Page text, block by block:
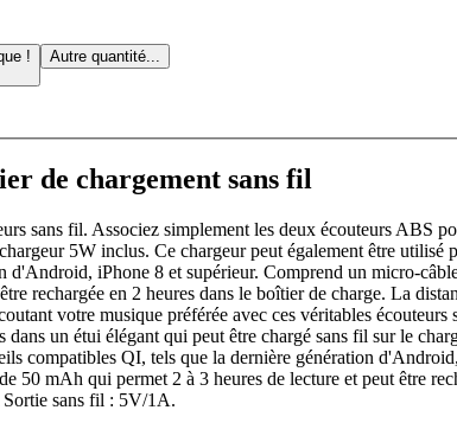
!
Autre quantité...
de chargement sans fil
sans fil. Associez simplement les deux écouteurs ABS
5W inclus. Ce chargeur peut également être
d'Android, iPhone 8 et supérieur. Comprend un micro-
rechargée en 2 heures dans le boîtier de charge. La
votre musique préférée avec ces véritables
un étui élégant qui peut être chargé sans fil sur le
compatibles QI, tels que la dernière génération
mAh qui permet 2 à 3 heures de lecture et peut être
Sortie sans fil : 5V/1A.